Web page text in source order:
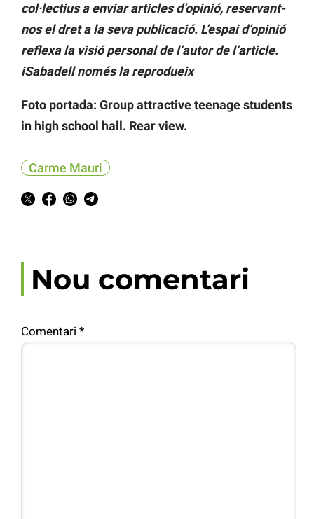
col·lectius a enviar articles d’opinió, reservant-
nos el dret a la seva publicació. L’espai d’opinió
reflexa la visió personal de l’autor de l’article.
iSabadell només la reprodueix
Foto portada: Group attractive teenage students
in high school hall. Rear view.
Carme Mauri
Nou comentari
Comentari *